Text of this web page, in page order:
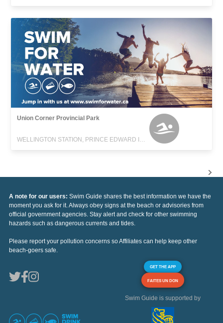
Union Corner Provincial Park
WELLINGTON STATION, PRINCE EDWARD ISLAND
A note for our users: Swim Guide shares the best information we have the
moment you ask for it. Always obey signs at the beach or advisories from
official government agencies. Stay alert and check for other swimming
hazards such as dangerous currents and tides.
Please report your pollution concerns so Affiliates can help keep other
beach-goers safe.
GET THE APP
FAITES UN DON
Swim Guide is supported by